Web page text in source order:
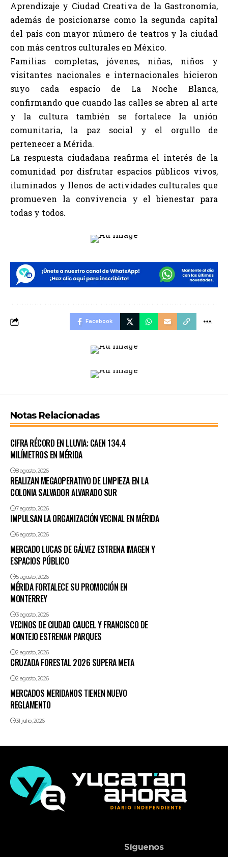
Aprendizaje y Ciudad Creativa de la Gastronomía,
además de posicionarse como la segunda capital
del país con mayor número de teatros y la ciudad
con más centros culturales en México.
Familias completas, jóvenes, niñas, niños y
visitantes nacionales e internacionales hicieron
suyo cada espacio de La Noche Blanca,
confirmando que cuando las calles se abren al arte
y la cultura también se fortalece la unión
comunitaria, la paz social y el orgullo de
pertenecer a Mérida.
La respuesta ciudadana reafirma el interés de la
comunidad por disfrutar espacios públicos vivos,
iluminados y llenos de actividades culturales que
promueven la convivencia y el bienestar para
todas y todos.
Facebook
Notas Relacionadas
CIFRA RÉCORD EN LLUVIA; CAEN 134.4
MILÍMETROS EN MÉRIDA
8 agosto, 2026
REALIZAN MEGAOPERATIVO DE LIMPIEZA EN LA
COLONIA SALVADOR ALVARADO SUR
7 agosto, 2026
IMPULSAN LA ORGANIZACIÓN VECINAL EN MÉRIDA
6 agosto, 2026
MERCADO LUCAS DE GÁLVEZ ESTRENA IMAGEN Y
ESPACIOS PÚBLICO
5 agosto, 2026
MÉRIDA FORTALECE SU PROMOCIÓN EN
MONTERREY
3 agosto, 2026
VECINOS DE CIUDAD CAUCEL Y FRANCISCO DE
MONTEJO ESTRENAN PARQUES
2 agosto, 2026
CRUZADA FORESTAL 2026 SUPERA META
2 agosto, 2026
MERCADOS MERIDANOS TIENEN NUEVO
REGLAMENTO
31 julio, 2026
Síguenos